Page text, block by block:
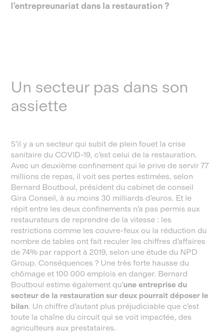
l’entrepreunariat dans la restauration ?
Un secteur pas dans son
assiette
S’il y a un secteur qui subit de plein fouet la crise
sanitaire du COVID-19, c’est celui de la restauration.
Avec un deuxième confinement qui le prive de servir 77
millions de repas, il voit ses pertes estimées, selon
Bernard Boutboul, président du cabinet de conseil
Gira Conseil, à au moins 30 milliards d’euros. Et le
répit entre les deux confinements n’a pas permis aux
restaurateurs de reprendre de la vitesse : les
restrictions comme les couvre-feux ou la réduction du
nombre de tables ont fait reculer les chiffres d’affaires
de 74% par rapport à 2019, selon une étude du NPD
Group. Conséquences ? Une très forte hausse du
chômage et 100 000 emplois en danger. Bernard
Boutboul estime également qu’une entreprise du
secteur de la restauration sur deux pourrait déposer le
bilan. Un chiffre d’autant plus préjudiciable que c’est
toute la chaîne du circuit qui se voit impactée, des
agriculteurs aux prestataires.